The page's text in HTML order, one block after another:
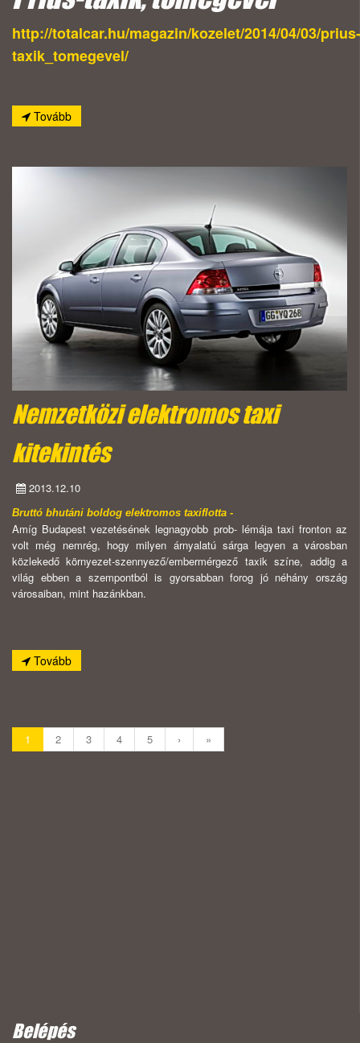
http://totalcar.hu/magazin/kozelet/2014/04/03/prius-
taxik_tomegevel/
Tovább
Nemzetközi elektromos taxi
kitekintés
2013.12.10
Bruttó bhutáni boldog elektromos taxiflotta -
Amíg Budapest vezetésének legnagyobb prob- lémája taxi fronton az
volt még nemrég, hogy milyen árnyalatú sárga legyen a városban
közlekedő környezet-szennyező/embermérgező taxik színe, addig a
világ ebben a szempontból is gyorsabban forog jó néhány ország
városaiban, mint hazánkban.
Tovább
1 2 3 4 5 › »
Belépés